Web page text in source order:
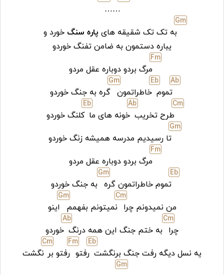
……
Gm
به تک تک شقیقه های پاره سنگ خورد و
یباره دستمون به ضامن تفنگ خوردو
Fm
مرگ بردو دوباره عقل مردو
Ab
تموم
Eb
خاطراتمون
Gm
گره به جنگ خوردو
Cm
طرح تخریب
Ab
خونه های ما
Eb
کلنگ خوردو
Gm
تا رسیدیم مدرسه همیشه زنگ خوردو
Fm
مرگ بردو دوباره عقل مردو
Eb
تموم خاطراتمون گره
Gm
به جنگ خوردو
من نمیدونم چرا
Cm
نمیتونم بفهمم
Gm
اینو
چرا
Cm
به ختم جنگ این همه درنگ
Ab
خوردو
یه نسل دیگه رفت جنگ برنگشت
Eb
رفتو
Fm
رفتو بر
Cm
نگشت
Gm